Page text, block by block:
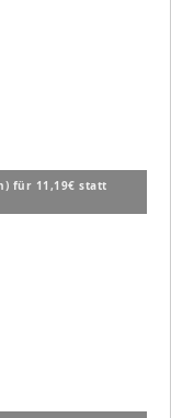
für 11,19€ statt